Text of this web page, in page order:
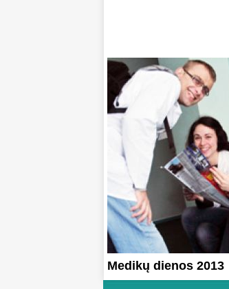
Medikų dienos 2013